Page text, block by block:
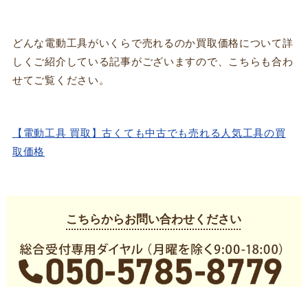
どんな電動工具がいくらで売れるのか買取価格について詳
しくご紹介している記事がございますので、こちらも合わ
せてご覧ください。
【電動工具 買取】古くても中古でも売れる人気工具の買
取価格
こちらからお問い合わせください